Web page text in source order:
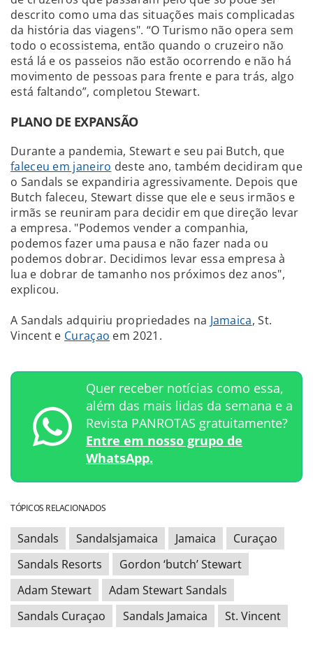
descrito como uma das situações mais complicadas
da história das viagens". “O Turismo não opera sem
todo o ecossistema, então quando o cruzeiro não
está lá e os passeios não estão ocorrendo e não há
movimento de pessoas para frente e para trás, algo
está faltando”, completou Stewart.
PLANO DE EXPANSÃO
Durante a pandemia, Stewart e seu pai Butch, que
faleceu em janeiro deste ano, também decidiram que
o Sandals se expandiria agressivamente. Depois que
Butch faleceu, Stewart disse que ele e seus irmãos e
irmãs se reuniram para decidir em que direção levar
a empresa. "Podemos vender a companhia,
podemos fazer uma pausa e não fazer nada ou
podemos dobrar. Decidimos levar essa empresa à
lua e dobrar de tamanho nos próximos dez anos",
explicou.
A Sandals adquiriu propriedades na Jamaica, St.
Vincent e Curaçao em 2021.
Quer receber notícias como essa,
além das mais lidas da semana e a
Revista PANROTAS gratuitamente?
Entre em nosso grupo de
WhatsApp.
TÓPICOS RELACIONADOS
Sandals Sandalsjamaica Jamaica
Curaçao
Sandals Resorts
Gordon ‘butch’ Stewart
Adam Stewart
Adam Stewart Sandals
Sandals Curaçao
Sandals Jamaica St. Vincent